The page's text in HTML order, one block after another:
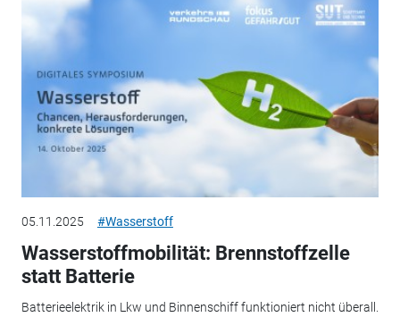
05.11.2025 #Wasserstoff
Wasserstoffmobilität: Brennstoffzelle
statt Batterie
Batterieelektrik in Lkw und Binnenschiff funktioniert nicht überall.